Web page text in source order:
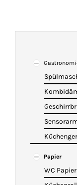
Papier
WC Papier